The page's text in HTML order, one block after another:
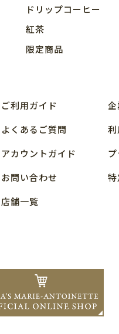
ドリップコーヒー
紅茶
限定商品
ご利用ガイド
よくあるご質問
アカウントガイド
お問い合わせ
店舗⼀覧